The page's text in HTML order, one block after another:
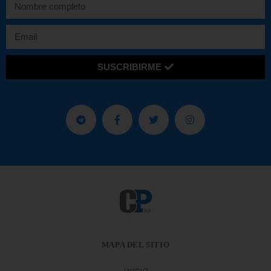
SUSCRIBIRME
MAPA DEL SITIO